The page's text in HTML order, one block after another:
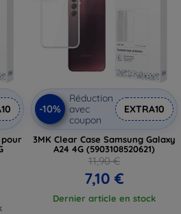
pour
-10%
Réduction
avec
coupon
EXTRA10
3MK Clear Case Samsung Galaxy
A24 4G (5903108520621)
11,90 €
7,10 €
Dernier article en stock